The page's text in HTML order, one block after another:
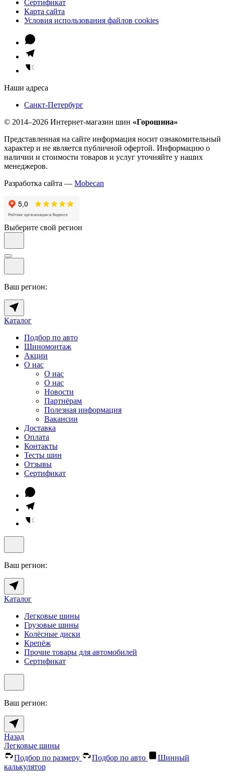
Сертификат
Карта сайта
Условия использования файлов cookies
Наши адреса
Санкт-Петербург
© 2014–2026 Интернет-магазин шин «Горошина»
Представленная на сайте информация носит ознакомительный
характер и не является публичной офертой. Информацию о
наличии и стоимости товаров и услуг уточняйте у наших
менеджеров.
Разработка сайта — Mobecan
Выберите свой регион
Ваш регион:
Каталог
Подбор по авто
Шиномонтаж
Акции
О нас
О нас
О нас
Новости
Партнёрам
Полезная информация
Вакансии
Доставка
Оплата
Контакты
Тесты шин
Отзывы
Сертификат
Ваш регион:
Каталог
Легковые шины
Грузовые шины
Колёсные диски
Крепёж
Прочие товары для автомобилей
Сертификат
Ваш регион:
Назад
Легковые шины
Подбор по размеру
Подбор по авто
Шинный
калькулятор